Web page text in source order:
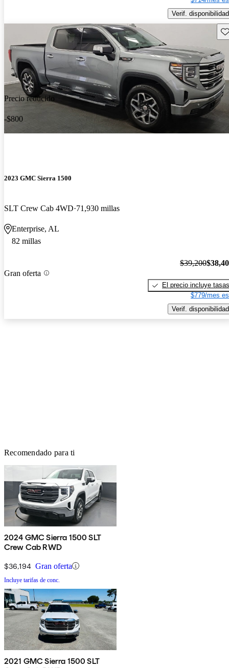
Verif. disponibilidad
Precio reducido
-$800
2023 GMC Sierra 1500
SLT Crew Cab 4WD 71,930 millas
Enterprise, AL
82 millas
Gran oferta
$39,200
El precio incluye tasas
$779/mes
Verif. disponibilidad
Recomendado para ti
2024 GMC Sierra 1500 SLT
Crew Cab RWD
$36,194 Gran oferta
Incluye tarifas de conc.
2021 GMC Sierra 1500 SLT